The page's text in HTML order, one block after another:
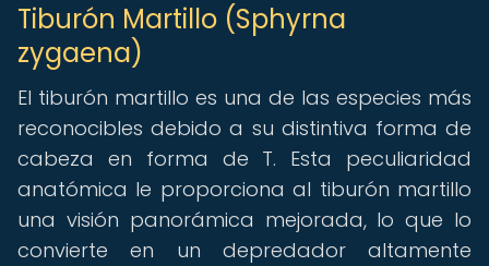
Tiburón Martillo (Sphyrna
zygaena)
El tiburón martillo es una de las especies más
reconocibles debido a su distintiva forma de
cabeza en forma de T. Esta peculiaridad
anatómica le proporciona al tiburón martillo
una visión panorámica mejorada, lo que lo
convierte en un depredador altamente